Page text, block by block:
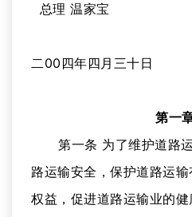
总理 温家宝
二00四年四月三十日
第一
第一条 为了维护道路
路运输安全，保护道路运
权益，促进道路运输业的健